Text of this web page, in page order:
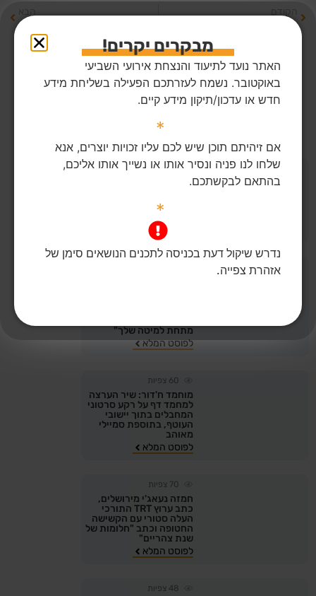
הקודם הבא
שתף את חברך
כתבות שאולי פספסת
×
271צפיות
מחבלי חמאס משדרים את
לפוסט המלא
מתחת למיטה שלך"
לפוסט המלא
60 צפיות
מוחמד ח'דור: שיר הערצה
למחמד דף על רקע סרטוני
המחבלים בתוך יישובי
העוטף, בתוספת סמיילי
מאוהב
לפוסט המלא
70 צפיות
חמזה נעאג'י מירושלים,
כתב ערוץ TRT התורכי
העלה סטורי עם הקשישה
החטופה וכתב "חלומות של
שנת צהריים"
לפוסט המלא
48 צפיות
מבקרים יקרים!
האתר נועד לתיעוד והנצחת אירועי השביעי
באוקטובר. נשמח לעזרתכם הפעילה בשליחת מידע
חדש או עדכון/תיקון מידע קיים.
*
אם זיהיתם תוכן שיש לכם עליו זכויות יוצרים, אנא
שלחו לנו פניה ונסיר אותו או נשייך אותו אליכם,
בהתאם לבקשתכם.
*
נדרש שיקול דעת בכניסה לתכנים הנושאים סימן של
אזהרת צפייה.